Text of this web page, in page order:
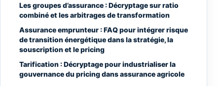
Les groupes d’assurance : Décryptage sur ratio
combiné et les arbitrages de transformation
Assurance emprunteur : FAQ pour intégrer risque
de transition énergétique dans la stratégie, la
souscription et le pricing
Tarification : Décryptage pour industrialiser la
gouvernance du pricing dans assurance agricole